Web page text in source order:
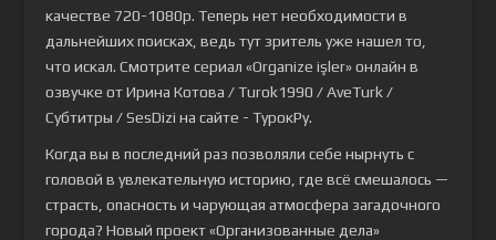
качестве 720-1080p. Теперь нет необходимости в
дальнейших поисках, ведь тут зритель уже нашел то,
что искал. Смотрите сериал «Organize işler» онлайн в
озвучке от Ирина Котова / Turok1990 / AveTurk /
Субтитры / SesDizi на сайте - ТурокРу.
Когда вы в последний раз позволяли себе нырнуть с
головой в увлекательную историю, где всё смешалось —
страсть, опасность и чарующая атмосфера загадочного
города? Новый проект «Организованные дела»